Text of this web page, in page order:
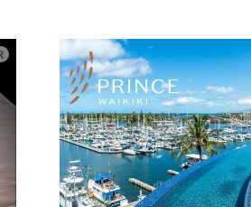
広告